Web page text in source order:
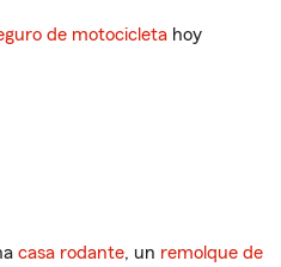
de motocicleta hoy
casa rodante, un remolque de